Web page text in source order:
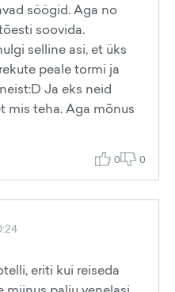
söögid. Aga no
soovida.
selline asi, et üks
peale tormi ja
Ja eks neid
mis teha. Aga mõnus
0 0
eriti kui reiseda